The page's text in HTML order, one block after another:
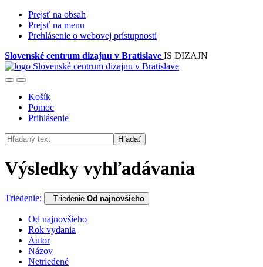
Prejsť na obsah
Prejsť na menu
Prehlásenie o webovej prístupnosti
Slovenské centrum dizajnu v Bratislave IS DIZAJN
Košík
Pomoc
Prihlásenie
Hľadať
Výsledky vyhľadávania
Triedenie: Triedenie Od najnovšieho
Od najnovšieho
Rok vydania
Autor
Názov
Netriedené